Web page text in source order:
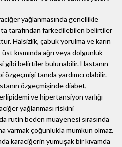
yağlanmasında genellikle
tarafından farkedilebilen belirtiler
Halsizlik, çabuk yorulma ve karın
üst kısmında ağrı veya dolgunluk
gibi belirtiler bulunabilir. Hastanın
özgeçmişi tanıda yardımcı olabilir.
özgeçmişinde diabet,
ve hipertansiyon varlığı
yağlanması riskini
rutin beden muayenesi sırasında
varmak çoğunlukla mümkün olmaz.
karaciğerin yumuşak bir kıvamda